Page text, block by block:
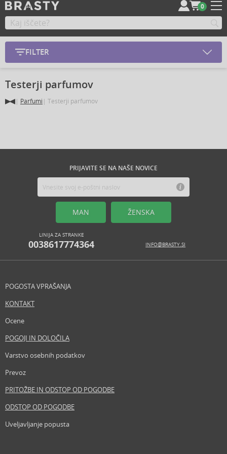
0
FILTER
Testerji parfumov
Parfumi Testerji parfumov
PRIJAVITE SE NA NAŠE NOVICE
MAN ŽENSKA
LINIJA ZA STRANKE
0038617774364 INFO@BRASTY.SI
POGOSTA VPRAŠANJA
KONTAKT
Ocene
POGOJI IN DOLOČILA
Varstvo osebnih podatkov
Prevoz
PRITOŽBE IN ODSTOP OD POGODBE
ODSTOP OD POGODBE
Uveljavljanje popusta